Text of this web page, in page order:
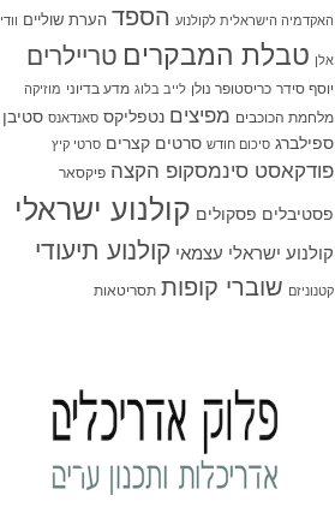
האקדמיה הישראלית לקולנוע הספד הערת שוליים וודי
אלן טבלת המבקרים טריילרים
יוסף סידר כריסטופר נולן לייב בלוג מדע בדיוני מוזיקה
מלחמת הכוכבים מפיצים נטפליקס סאנדאנס סטיבן
ספילברג סיכום חודש סרטים קצרים סרטי קיץ
פודקאסט סינמסקופ הקצה פיקסאר
פסטיבלים פסקולים קולנוע ישראלי
קולנוע ישראלי עצמאי קולנוע תיעודי
קטנוניזם שוברי קופות תסריטאות